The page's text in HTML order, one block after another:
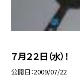
７月２２日（水）！
公開日 2009/07/22